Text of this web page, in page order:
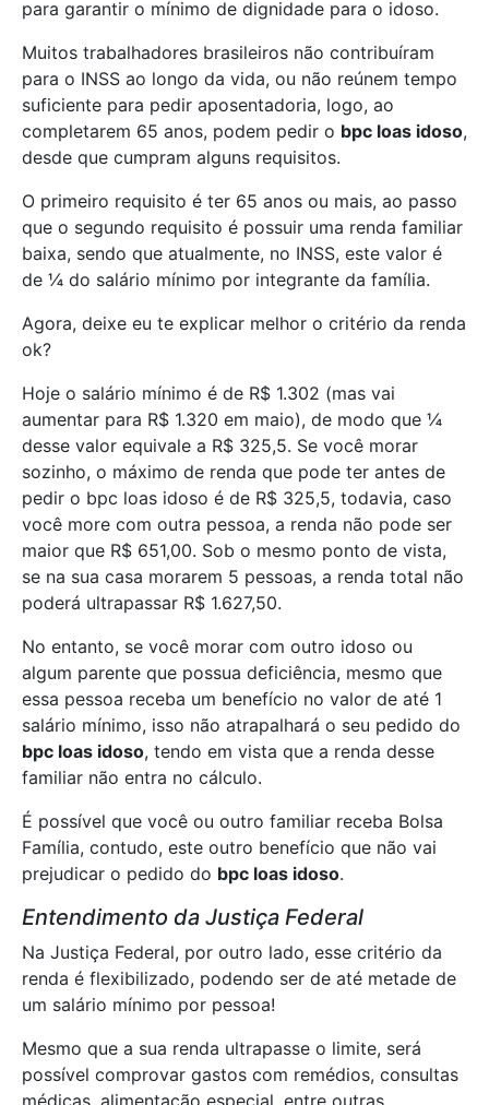
para garantir o mínimo de dignidade para o idoso.
Muitos trabalhadores brasileiros não contribuíram
para o INSS ao longo da vida, ou não reúnem tempo
suficiente para pedir aposentadoria, logo, ao
completarem 65 anos, podem pedir o bpc loas idoso,
desde que cumpram alguns requisitos.
O primeiro requisito é ter 65 anos ou mais, ao passo
que o segundo requisito é possuir uma renda familiar
baixa, sendo que atualmente, no INSS, este valor é
de ¼ do salário mínimo por integrante da família.
Agora, deixe eu te explicar melhor o critério da renda
ok?
Hoje o salário mínimo é de R$ 1.302 (mas vai
aumentar para R$ 1.320 em maio), de modo que ¼
desse valor equivale a R$ 325,5. Se você morar
sozinho, o máximo de renda que pode ter antes de
pedir o bpc loas idoso é de R$ 325,5, todavia, caso
você more com outra pessoa, a renda não pode ser
maior que R$ 651,00. Sob o mesmo ponto de vista,
se na sua casa morarem 5 pessoas, a renda total não
poderá ultrapassar R$ 1.627,50.
No entanto, se você morar com outro idoso ou
algum parente que possua deficiência, mesmo que
essa pessoa receba um benefício no valor de até 1
salário mínimo, isso não atrapalhará o seu pedido do
bpc loas idoso, tendo em vista que a renda desse
familiar não entra no cálculo.
É possível que você ou outro familiar receba Bolsa
Família, contudo, este outro benefício que não vai
prejudicar o pedido do bpc loas idoso.
Entendimento da Justiça Federal
Na Justiça Federal, por outro lado, esse critério da
renda é flexibilizado, podendo ser de até metade de
um salário mínimo por pessoa!
Mesmo que a sua renda ultrapasse o limite, será
possível comprovar gastos com remédios, consultas
médicas, alimentação especial, entre outras